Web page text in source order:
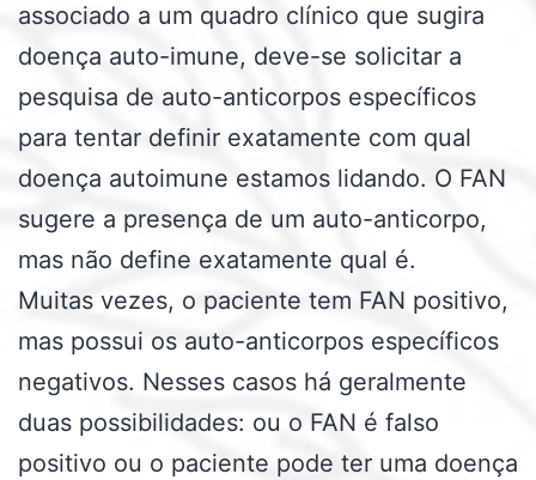
associado a um quadro clínico que sugira
doença auto-imune, deve-se solicitar a
pesquisa de auto-anticorpos específicos
para tentar definir exatamente com qual
doença autoimune estamos lidando. O FAN
sugere a presença de um auto-anticorpo,
mas não define exatamente qual é.
Muitas vezes, o paciente tem FAN positivo,
mas possui os auto-anticorpos específicos
negativos. Nesses casos há geralmente
duas possibilidades: ou o FAN é falso
positivo ou o paciente pode ter uma doença